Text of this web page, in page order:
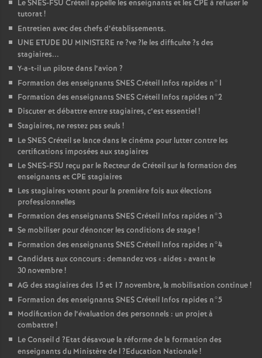
LeSNES-FSU Créteil appelle les enseignants et les CPE à refuser le
tutorat!
Entretien avec des chefs d’établissements.
UNE ETUDE DU MINISTERE re?ve?le les difficulte?s des
stagiaires...
Y-a-t-il un pilote dans l’avion ?
Formation des enseignants SNESCréteil Infos rapides n°1
Formation des enseignants SNESCréteil Infos rapides n°2
Discuter et débattre entre stagiaires, c’est essentiel!
Stagiaires, ne restez pas seuls !
LeSNESCréteil se lance dans le cinéma pour lutter contre les
certifications imposées aux stagiaires
LeSNES-FSU reçu par le Recteur de Créteil sur la formation des
enseignants etCPE stagiaires
Les stagiaires votent pour la première fois aux élections
professionnelles
Formation des enseignants SNESCréteil Infos rapides n°3
Se mobiliser pour dénoncer les conditions de stage!
Formation des enseignants SNESCréteil Infos rapides n°4
Candidats aux concours : demandez vos «aides » avant le
30 novembre!
AG des stagiaires des 15 et 17 novembre, la mobilisation continue!
Formation des enseignants SNESCréteil Infos rapides n°5
Modification de l’évaluation des personnels : un projet à
combattre!
Le Conseil d ?Etat désavoue la réforme de la formation des
enseignants du Ministère de l?Education Nationale!